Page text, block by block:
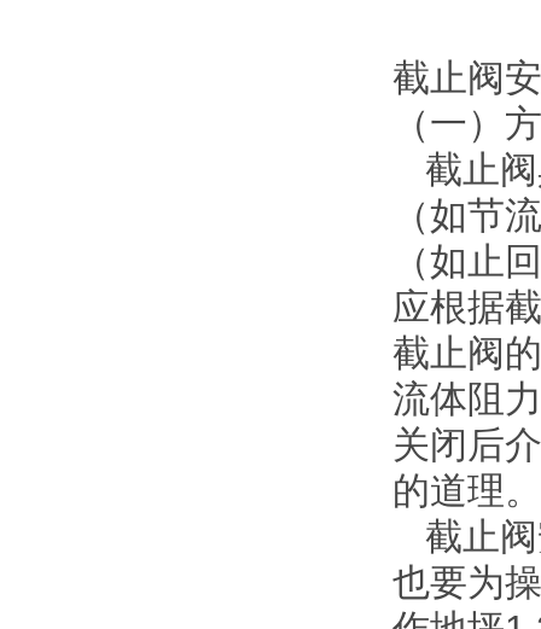
截止阀
（一）
截止阀
（如节
（如止
应根据
截止阀
流体阻
关闭后
的道理
截止阀
也要为